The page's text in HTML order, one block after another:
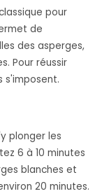
pour
de
des asperges,
Pour réussir
s'imposent.
plonger les
6 à 10 minutes
blanches et
20 minutes.